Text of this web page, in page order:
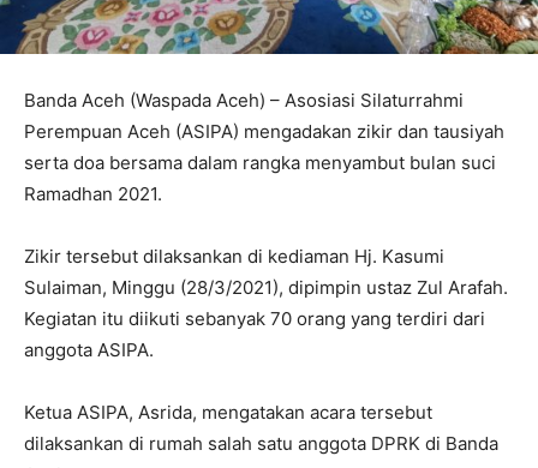
Banda Aceh (Waspada Aceh) – Asosiasi Silaturrahmi
Perempuan Aceh (ASIPA) mengadakan zikir dan tausiyah
serta doa bersama dalam rangka menyambut bulan suci
Ramadhan 2021.
Zikir tersebut dilaksankan di kediaman Hj. Kasumi
Sulaiman, Minggu (28/3/2021), dipimpin ustaz Zul Arafah.
Kegiatan itu diikuti sebanyak 70 orang yang terdiri dari
anggota ASIPA.
Ketua ASIPA, Asrida, mengatakan acara tersebut
dilaksankan di rumah salah satu anggota DPRK di Banda